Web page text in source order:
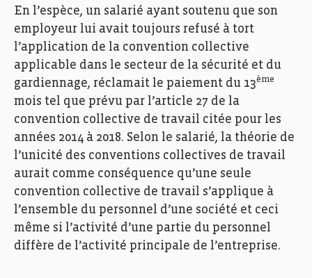
En l’espèce, un salarié ayant soutenu que son
employeur lui avait toujours refusé à tort
l’application de la convention collective
applicable dans le secteur de la sécurité et du
gardiennage, réclamait le paiement du 13ème
mois tel que prévu par l’article 27 de la
convention collective de travail citée pour les
années 2014 à 2018. Selon le salarié, la théorie de
l’unicité des conventions collectives de travail
aurait comme conséquence qu’une seule
convention collective de travail s’applique à
l’ensemble du personnel d’une société et ceci
même si l’activité d’une partie du personnel
diffère de l’activité principale de l’entreprise.